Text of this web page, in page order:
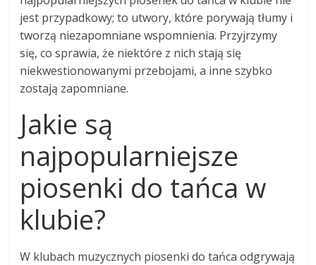
jest przypadkowy; to utwory, które porywają tłumy i
tworzą niezapomniane wspomnienia. Przyjrzymy
się, co sprawia, że niektóre z nich stają się
niekwestionowanymi przebojami, a inne szybko
zostają zapomniane.
Jakie są
najpopularniejsze
piosenki do tańca w
klubie?
W klubach muzycznych piosenki do tańca odgrywają